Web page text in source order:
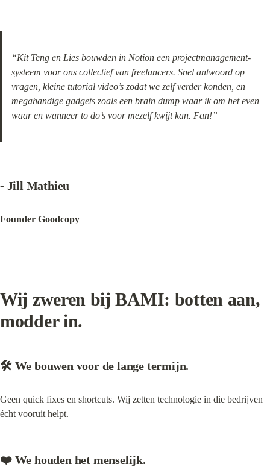
“Kit Teng en Lies bouwden in Notion een projectmanagement-
systeem voor ons collectief van freelancers. Snel antwoord op
vragen, kleine tutorial video’s zodat we zelf verder konden, en
megahandige gadgets zoals een brain dump waar ik om het even
waar en wanneer to do’s voor mezelf kwijt kan. Fan!”
- Jill Mathieu
Founder Goodcopy
Wij zweren bij BAMI: botten aan,
modder in.
🛠️ We bouwen voor de lange termijn.
Geen quick fixes en shortcuts. Wij zetten technologie in die bedrijven
écht vooruit helpt.
❤️ We houden het menselijk.